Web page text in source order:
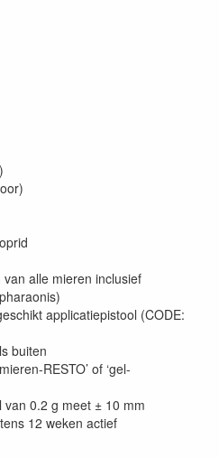
alle mieren inclusief
applicatiepistool (CODE:
buiten
RESTO’ of ‘gel-
0.2 g meet ± 10 mm
12 weken actief